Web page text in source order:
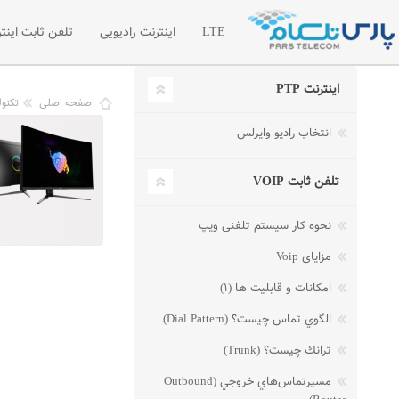
LTE اینترنت رادیویی
اینترنت رادیویی اختصاصی
شبکه خصوصی مجازی VPN
درخواست امکان سنجی رادیویی
تلفن ثابت
تلفن
لیست
درخواست
مطالب
صفحه اصلی
اینترنت PTP
انتخاب رادیو وایرلس
تلفن ثابت VOIP
نحوه کار سیستم تلفنی ویپ
مزایای Voip
امکانات و قابلیت ها (۱)
الگوي تماس چيست؟ (Dial Pattern)
ترانك چيست؟ (Trunk)
مسيرتماس‌هاي خروجي (Outbound